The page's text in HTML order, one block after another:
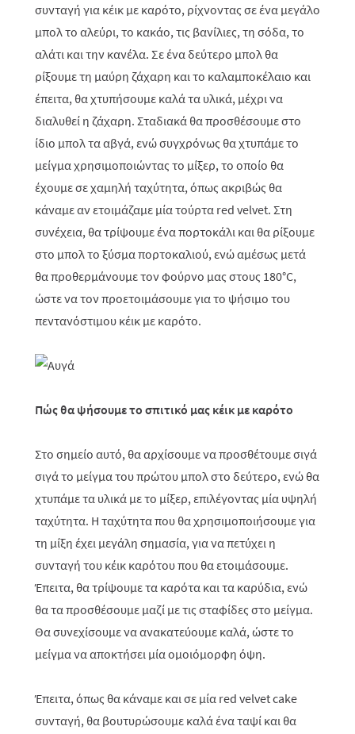
συνταγή για κέικ με καρότο, ρίχνοντας σε ένα μεγάλο
μπολ το αλεύρι, το κακάο, τις βανίλιες, τη σόδα, το
αλάτι και την κανέλα. Σε ένα δεύτερο μπολ θα
ρίξουμε τη μαύρη ζάχαρη και το καλαμποκέλαιο και
έπειτα, θα χτυπήσουμε καλά τα υλικά, μέχρι να
διαλυθεί η ζάχαρη. Σταδιακά θα προσθέσουμε στο
ίδιο μπολ τα αβγά, ενώ συγχρόνως θα χτυπάμε το
μείγμα χρησιμοποιώντας το μίξερ, το οποίο θα
έχουμε σε χαμηλή ταχύτητα, όπως ακριβώς θα
κάναμε αν ετοιμάζαμε μία τούρτα red velvet. Στη
συνέχεια, θα τρίψουμε ένα πορτοκάλι και θα ρίξουμε
στο μπολ το ξύσμα πορτοκαλιού, ενώ αμέσως μετά
θα προθερμάνουμε τον φούρνο μας στους 180°C,
ώστε να τον προετοιμάσουμε για το ψήσιμο του
πεντανόστιμου κέικ με καρότο.
Πώς θα ψήσουμε το σπιτικό μας κέικ με καρότο
Στο σημείο αυτό, θα αρχίσουμε να προσθέτουμε σιγά
σιγά το μείγμα του πρώτου μπολ στο δεύτερο, ενώ θα
χτυπάμε τα υλικά με το μίξερ, επιλέγοντας μία υψηλή
ταχύτητα. Η ταχύτητα που θα χρησιμοποιήσουμε για
τη μίξη έχει μεγάλη σημασία, για να πετύχει η
συνταγή του κέικ καρότου που θα ετοιμάσουμε.
Έπειτα, θα τρίψουμε τα καρότα και τα καρύδια, ενώ
θα τα προσθέσουμε μαζί με τις σταφίδες στο μείγμα.
Θα συνεχίσουμε να ανακατεύουμε καλά, ώστε το
μείγμα να αποκτήσει μία ομοιόμορφη όψη.
Έπειτα, όπως θα κάναμε και σε μία red velvetcake
συνταγή, θα βουτυρώσουμε καλά ένα ταψί και θα